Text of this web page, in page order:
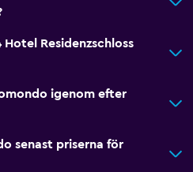
Residenzschloss
igenom efter
senast priserna för